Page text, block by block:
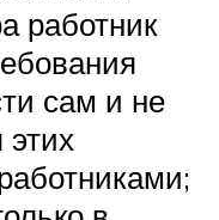
работник
сам и не